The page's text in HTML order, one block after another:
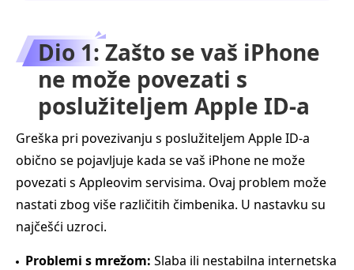
Dio 1: Zašto se vaš iPhone
ne može povezati s
poslužiteljem Apple ID-a
Greška pri povezivanju s poslužiteljem Apple ID-a
obično se pojavljuje kada se vaš iPhone ne može
povezati s Appleovim servisima. Ovaj problem može
nastati zbog više različitih čimbenika. U nastavku su
najčešći uzroci.
Problemi s mrežom: Slaba ili nestabilna internetska